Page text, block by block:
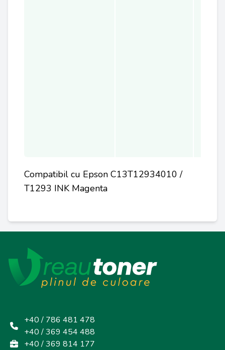
Compatibil cu Epson C13T12934010 /
T1293 INK Magenta
+40 / 786 481 478
+40 / 369 454 488
+40 / 369 814 177